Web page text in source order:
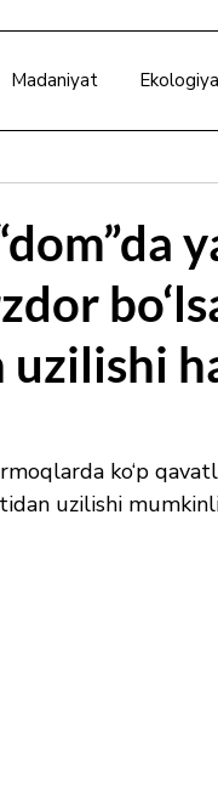
Madaniyat Ekologiya
uzilishi
ko‘p
uzilishi